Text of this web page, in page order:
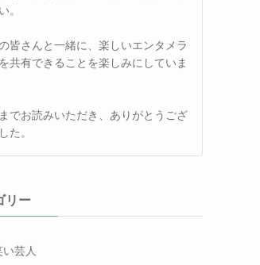
。
皆さんと一緒に、楽しいエンタメラ
共有できることを楽しみにしていま
でお読みいただき、ありがとうござ
た。
リー
い芸人